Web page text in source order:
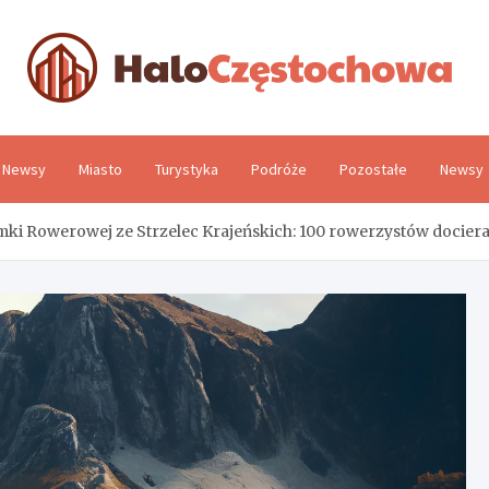
Newsy Miasto Turystyka Podróże Pozostałe Newsy
Rowerowej ze Strzelec Krajeńskich: 100 rowerzystów